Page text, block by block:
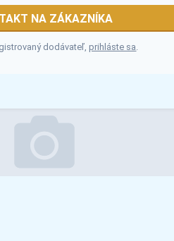
NA ZÁKAZNÍKA
dodávateľ,prihláste sa.